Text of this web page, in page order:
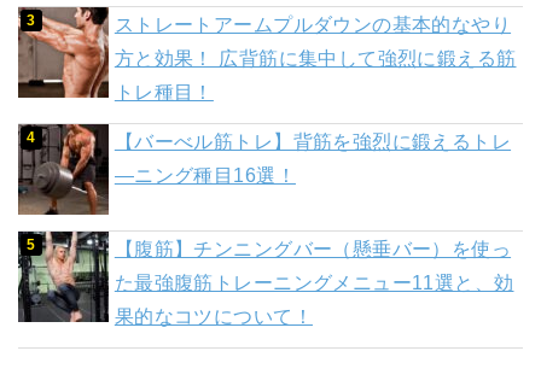
ストレートアームプルダウンの基本的なやり
方と効果！ 広背筋に集中して強烈に鍛える筋
トレ種目！
【バーべル筋トレ】背筋を強烈に鍛えるトレ
―ニング種目16選！
【腹筋】チンニングバー（懸垂バー）を使っ
た最強腹筋トレーニングメニュー11選と、効
果的なコツについて！